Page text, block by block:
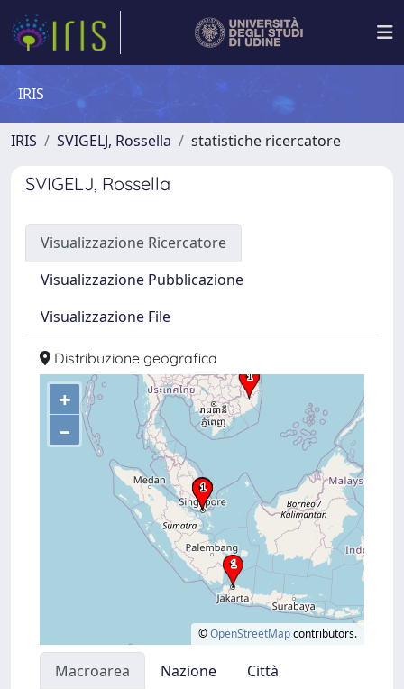
IRIS
IRIS SVIGELJ, Rossella statistiche ricercatore
SVIGELJ, Rossella
Visualizzazione Ricercatore
Visualizzazione Pubblicazione
Visualizzazione File
Distribuzione geografica
+
–
©OpenStreetMapcontributors.
Macroarea Nazione
Città